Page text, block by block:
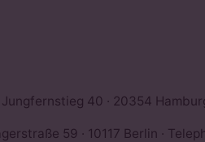
Jungfernstieg 40 · 20354
59 · 10117 Berlin ·